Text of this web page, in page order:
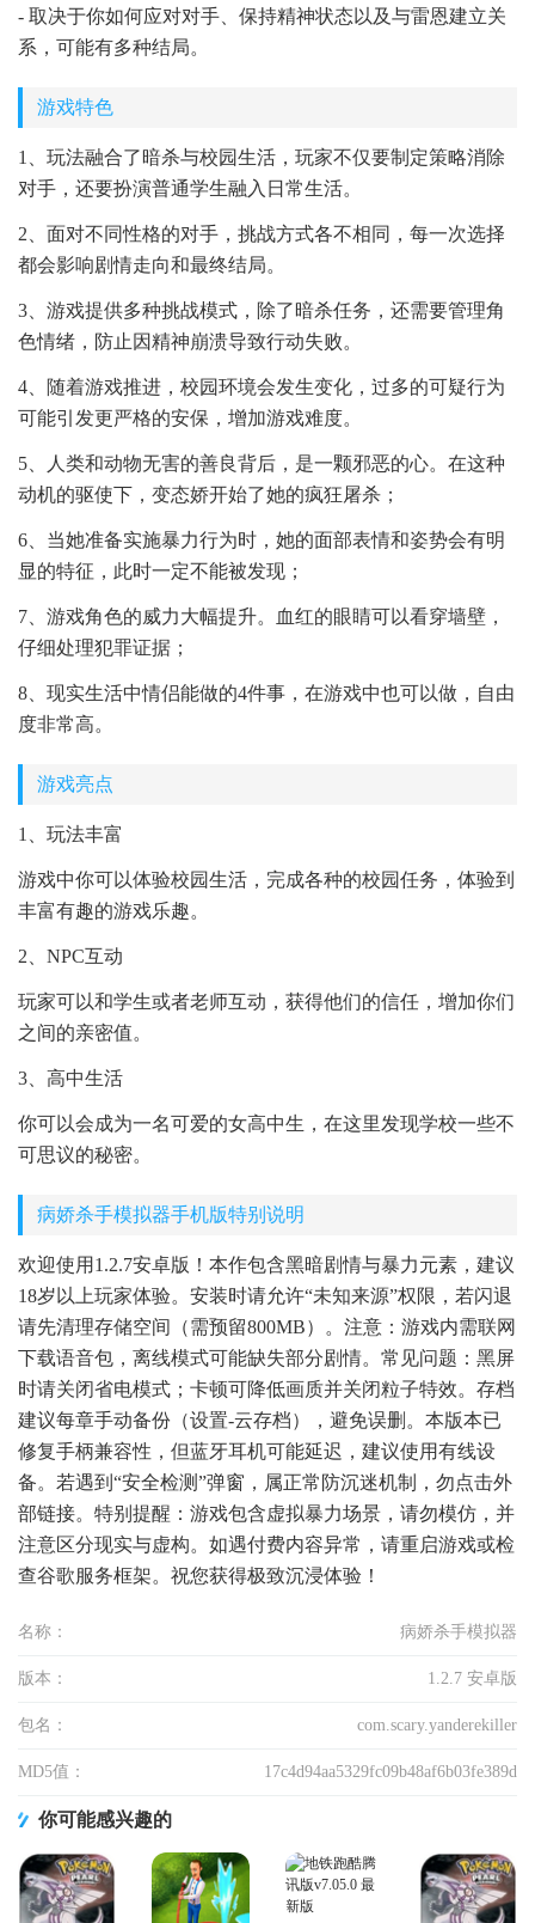
- 取决于你如何应对对手、保持精神状态以及与雷恩建立关
系，可能有多种结局。
游戏特色
1、玩法融合了暗杀与校园生活，玩家不仅要制定策略消除
对手，还要扮演普通学生融入日常生活。
2、面对不同性格的对手，挑战方式各不相同，每一次选择
都会影响剧情走向和最终结局。
3、游戏提供多种挑战模式，除了暗杀任务，还需要管理角
色情绪，防止因精神崩溃导致行动失败。
4、随着游戏推进，校园环境会发生变化，过多的可疑行为
可能引发更严格的安保，增加游戏难度。
5、人类和动物无害的善良背后，是一颗邪恶的心。在这种
动机的驱使下，变态娇开始了她的疯狂屠杀；
6、当她准备实施暴力行为时，她的面部表情和姿势会有明
显的特征，此时一定不能被发现；
7、游戏角色的威力大幅提升。血红的眼睛可以看穿墙壁，
仔细处理犯罪证据；
8、现实生活中情侣能做的4件事，在游戏中也可以做，自由
度非常高。
游戏亮点
1、玩法丰富
游戏中你可以体验校园生活，完成各种的校园任务，体验到
丰富有趣的游戏乐趣。
2、NPC互动
玩家可以和学生或者老师互动，获得他们的信任，增加你们
之间的亲密值。
3、高中生活
你可以会成为一名可爱的女高中生，在这里发现学校一些不
可思议的秘密。
病娇杀手模拟器手机版特别说明
欢迎使用1.2.7安卓版！本作包含黑暗剧情与暴力元素，建议
18岁以上玩家体验。安装时请允许“未知来源”权限，若闪退
请先清理存储空间（需预留800MB）。注意：游戏内需联网
下载语音包，离线模式可能缺失部分剧情。常见问题：黑屏
时请关闭省电模式；卡顿可降低画质并关闭粒子特效。存档
建议每章手动备份（设置-云存档），避免误删。本版本已
修复手柄兼容性，但蓝牙耳机可能延迟，建议使用有线设
备。若遇到“安全检测”弹窗，属正常防沉迷机制，勿点击外
部链接。特别提醒：游戏包含虚拟暴力场景，请勿模仿，并
注意区分现实与虚构。如遇付费内容异常，请重启游戏或检
查谷歌服务框架。祝您获得极致沉浸体验！
名称： 病娇杀手模拟器
版本： 1.2.7 安卓版
包名： com.scary.yanderekiller
MD5值： 17c4d94aa5329fc09b48af6b03fe389d
你可能感兴趣的